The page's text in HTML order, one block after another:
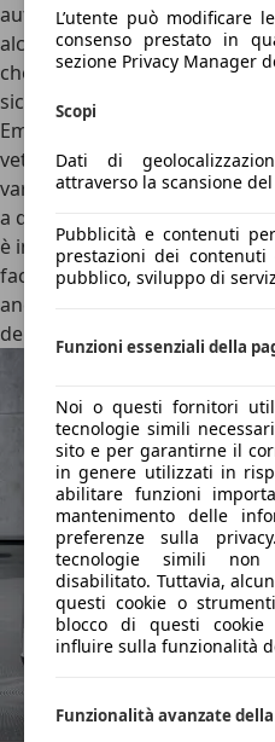
autovetture combatte dal
alcuni modelli di celebri auto
che rappresenta il fiore
sicuramente la linea che si
Emgrand 8 e Emgrand X7
vetture sono caratterizzate
varia cilindrata, i quali hanno
a quelli della linea GC; il
è impostata su principi
facili da guidare. Tali modelli
anche online e si trovano
dell'usato.
L’utente può modificare
consenso prestato in
sezione Privacy Manager
Scopi
Dati di
attraverso la scansione
Pubblicità e contenuti
prestazioni dei
pubblico, sviluppo di
Funzioni essenziali della
Noi o questi fornitori
tecnologie simili
sito e per garantirne il
in genere utilizzati in
abilitare funzioni
mantenimento delle
preferenze sulla
tecnologie simili non
disabilitato. Tuttavia,
questi cookie o
blocco di questi
influire sulla funzionalità
Funzionalità avanzate